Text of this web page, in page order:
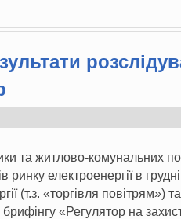
та житлово-комунальних
ринку електроенергії в
(т.з. «торгівля повітрям»)
«Регулятор на